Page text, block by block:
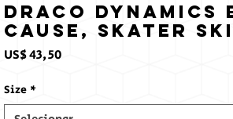
Draco Dynamics
cause, Skater
US$ 43,50Preço
Size *